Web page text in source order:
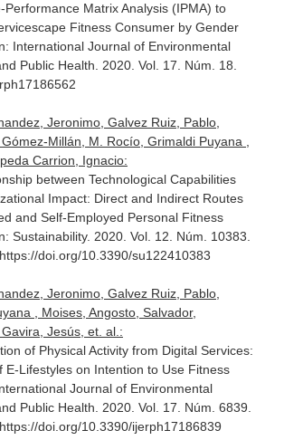
Performance Matrix Analysis (IPMA) to
Fitness Consumer by Gender
International Journal of Environmental
Public Health . 2020. Vol. 17. Núm. 18.
Jeronimo, Galvez Ruiz, Pablo,
Millán, M. Rocío, Grimaldi Puyana ,
Carrion, Ignacio:
between Technological Capabilities
Impact: Direct and Indirect Routes
and Self-Employed Personal Fitness
Sustainability. 2020. Vol. 12. Núm. 10383.
doi.org/10.3390/su122410383
Jeronimo, Galvez Ruiz, Pablo,
, Moises, Angosto, Salvador,
Jesús, et. al.:
of Physical Activity from Digital Services:
E-Lifestyles on Intention to Use Fitness
Journal of Environmental
Public Health . 2020. Vol. 17. Núm. 6839.
doi.org/10.3390/ijerph17186839